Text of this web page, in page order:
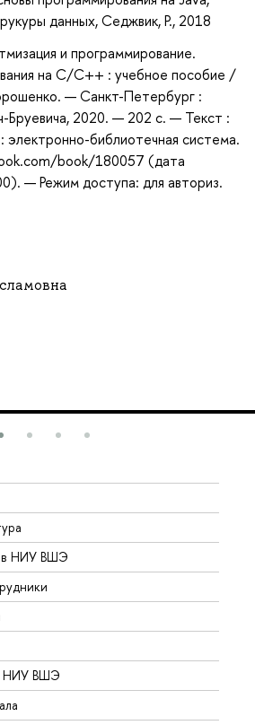
данных, Седжвик, Р., 2018
и программирование.
на С/С++ : учебное пособие /
— Санкт-Петербург :
2020. — 202 с. — Текст :
библиотечная система.
book/180057 (дата
— Режим доступа: для авториз.
в НИУ ВШЭ
НИУ ВШЭ